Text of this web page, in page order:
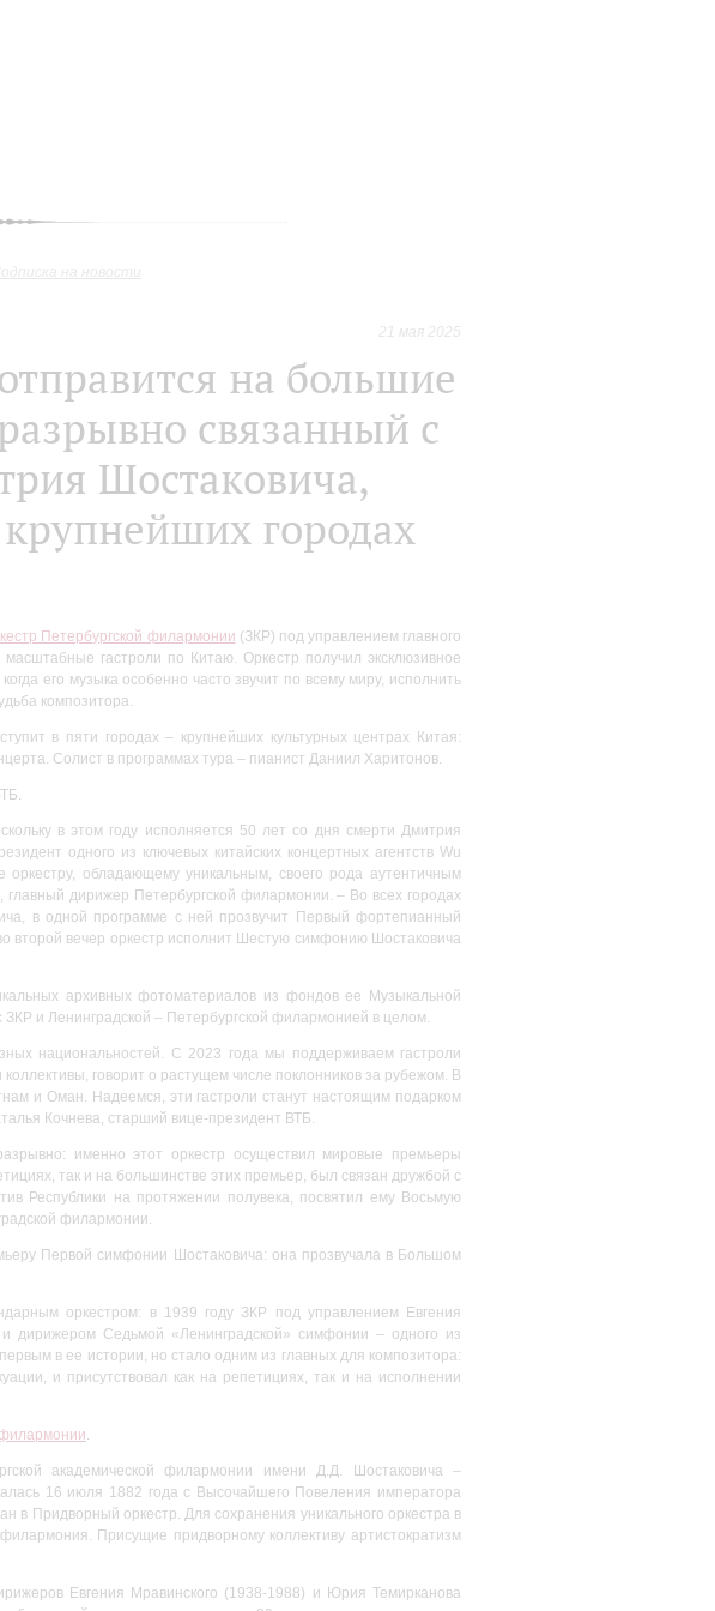
на новости
21 мая 2025
на большие
связанный с
Шостаковича,
городах
Петербургской филармонии (ЗКР) под управлением главного
гастроли по Китаю. Оркестр получил эксклюзивное
его музыка особенно часто звучит по всему миру, исполнить
композитора.
в пяти городах – крупнейших культурных центрах Китая:
Солист в программах тура – пианист Даниил Харитонов.
в этом году исполняется 50 лет со дня смерти Дмитрия
одного из ключевых китайских концертных агентств Wu
обладающему уникальным, своего рода аутентичным
дирижер Петербургской филармонии. – Во всех городах
в одной программе с ней прозвучит Первый фортепианный
второй вечер оркестр исполнит Шестую симфонию Шостаковича
архивных фотоматериалов из фондов ее Музыкальной
и Ленинградской – Петербургской филармонией в целом.
национальностей. С 2023 года мы поддерживаем гастроли
говорит о растущем числе поклонников за рубежом. В
и Оман. Надеемся, эти гастроли станут настоящим подарком
Кочнева, старший вице-президент ВТБ.
именно этот оркестр осуществил мировые премьеры
так и на большинстве этих премьер, был связан дружбой с
Республики на протяжении полувека, посвятил ему Восьмую
филармонии.
Первой симфонии Шостаковича: она прозвучала в Большом
оркестром: в 1939 году ЗКР под управлением Евгения
дирижером Седьмой «Ленинградской» симфонии – одного из
в ее истории, но стало одним из главных для композитора:
и присутствовал как на репетициях, так и на исполнении
академической филармонии имени Д.Д. Шостаковича –
16 июля 1882 года с Высочайшего Повеления императора
в Придворный оркестр. Для сохранения уникального оркестра в
Присущие придворному коллективу артистократизм
Евгения Мравинского (1938-1988) и Юрия Темирканова